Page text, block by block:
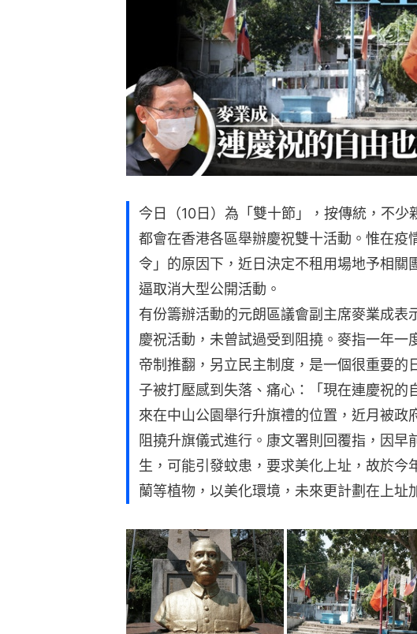
今日（10日）為「雙十節」，按傳統，不少
都會在香港各區舉辦慶祝雙十活動。惟在疫
令」的原因下，近日決定不租用場地予相關
逼取消大型公開活動。
有份籌辦活動的元朗區議會副主席麥業成表
慶祝活動，未曾試過受到阻撓。麥指一年一
帝制推翻，另立民主制度，是一個很重要的
子被打壓感到失落、痛心：「現在連慶祝的
來在中山公園舉行升旗禮的位置，近月被政
阻撓升旗儀式進行。康文署則回覆指，因早
生，可能引發蚊患，要求美化上址，故於今
蘭等植物，以美化環境，未來更計劃在上址